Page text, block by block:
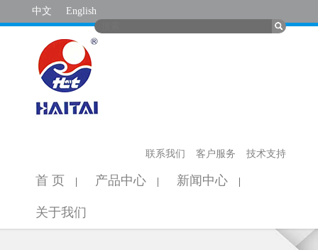
中文 English
技术支持
客户服务
联系我们
首 页 产品中心 新闻中心
关于我们